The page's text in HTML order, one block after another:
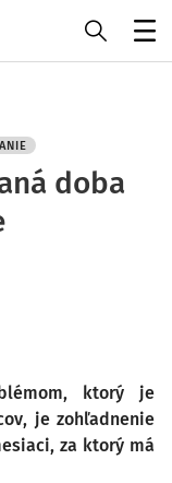
doba
ktorý je
je zohľadnenie
za ktorý má